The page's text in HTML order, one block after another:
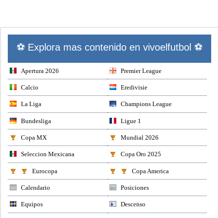
⚽ Explora mas contenido en vivoelfutbol ⚽
Apertura 2026 Premier League
Calcio Eredivisie
La Liga Champions League
Bundesliga Ligue 1
Copa MX Mundial 2026
Seleccion Mexicana Copa Oro 2025
Eurocopa Copa America
Calendario Posiciones
Equipos Descenso